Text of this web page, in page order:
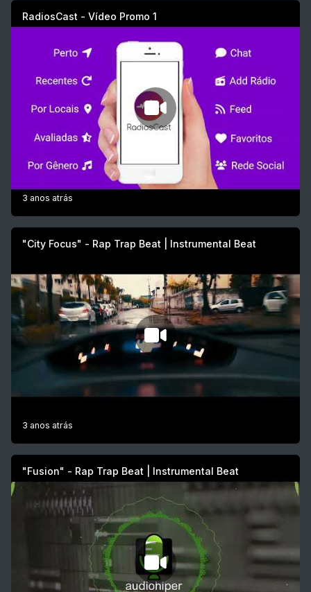
RadiosCast - Vídeo Promo 1
3 anos atrás
"City Focus" - Rap Trap Beat | Instrumental Beat
3 anos atrás
"Fusion" - Rap Trap Beat | Instrumental Beat